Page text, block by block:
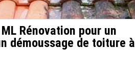
Rénovation pour un
démoussage de toiture à